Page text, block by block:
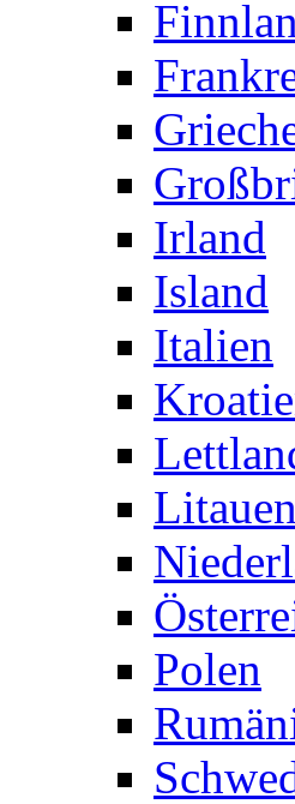
Irland
Island
Italien
Litauen
Polen